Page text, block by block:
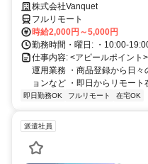
株式会社Vanquet
フルリモート
時給2,000円～5,000円
勤務時間・曜日: ・10:00-
仕事内容: <アピールポイント
運用業務 ・商品登録から日
ョンなど ・即日からリモー
即日勤務OK フルリモート 在宅OK
派遣社員